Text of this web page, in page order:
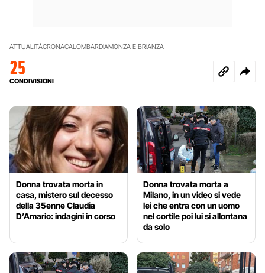
ATTUALITÀCRONACALOMBARDIAMONZA E BRIANZA
25
CONDIVISIONI
Donna trovata morta in
casa, mistero sul decesso
della 35enne Claudia
D’Amario: indagini in corso
Donna trovata morta a
Milano, in un video si vede
lei che entra con un uomo
nel cortile poi lui si allontana
da solo